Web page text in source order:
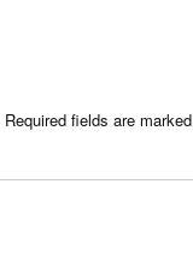
Required fields are marked